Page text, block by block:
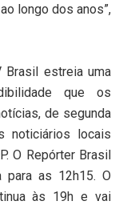
longo dos anos”,
Brasil estreia uma
que os
de segunda
noticiários locais
O Repórter Brasil
para as 12h15. O
às 19h e vai